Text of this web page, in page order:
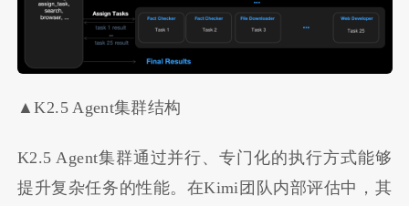
▲K2.5 Agent集群结构
K2.5 Agent集群通过并行、专门化的执行方式能够
提升复杂任务的性能。在Kimi团队内部评估中，其